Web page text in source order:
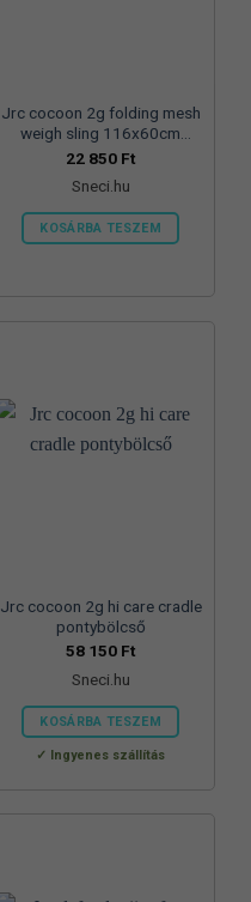
Jrc cocoon 2g folding mesh
weigh sling 116x60cm
mérlegelő
22 850 Ft
Sneci.hu
KOSÁRBA TESZEM
Jrc cocoon 2g hi care cradle
pontybölcső
58 150 Ft
Sneci.hu
KOSÁRBA TESZEM
Ingyenes szállítás